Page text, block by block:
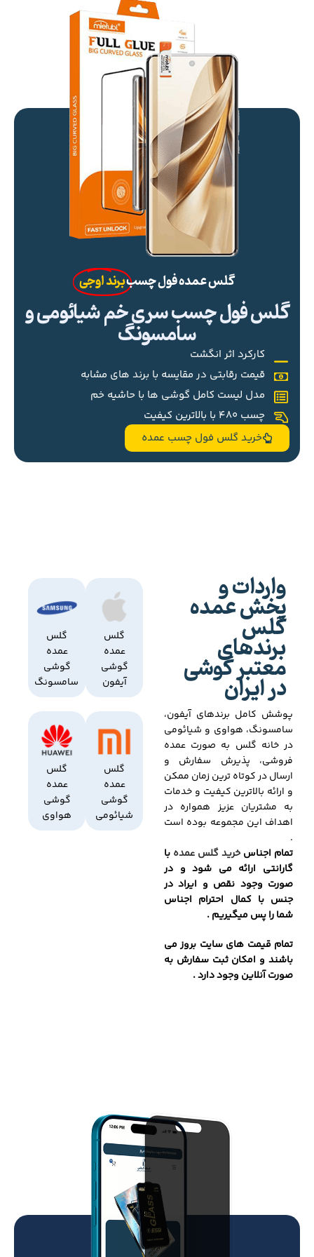
گلس عمده فول چسببرند اوجی
گلس فول چسب سری خم شیائومی و
سامسونگ
کارکرد اثر انگشت
قیمت رقابتی در مقایسه با برند های مشابه
مدل لیست کامل گوشی ها با حاشیه خم
چسب 480 با بالاترین کیفیت
خرید گلس فول چسب عمده
واردات و
پخش عمده
گلس
برندهای
معتبر گوشی
در ایران
پوشش کامل برندهای آیفون،
سامسونگ، هواوی و شیائومی
در خانه گلس به صورت عمده
فروشی، پذیرش سفارش و
ارسال در کوتاه ترین زمان ممکن
و ارائه بالاترین کیفیت و خدمات
به مشتریان عزیز همواره در
اهداف این مجموعه بوده است
.
تمام اجناسخرید گلس عمده با
گارانتی ارائه می شود و در
صورت وجود نقص و ایراد در
جنس با کمال احترام اجناس
شما را پس میگیریم .
تمام قیمت های سایت بروز می
باشند و امکان ثبت سفارش به
صورت آنلاین وجود دارد .
گلس
عمده
گوشی
آیفون
گلس
عمده
گوشی
سامسونگ
گلس
عمده
گوشی
شیائومی
گلس
عمده
گوشی
هواوی